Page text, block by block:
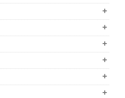
+
+
+
+
+
+